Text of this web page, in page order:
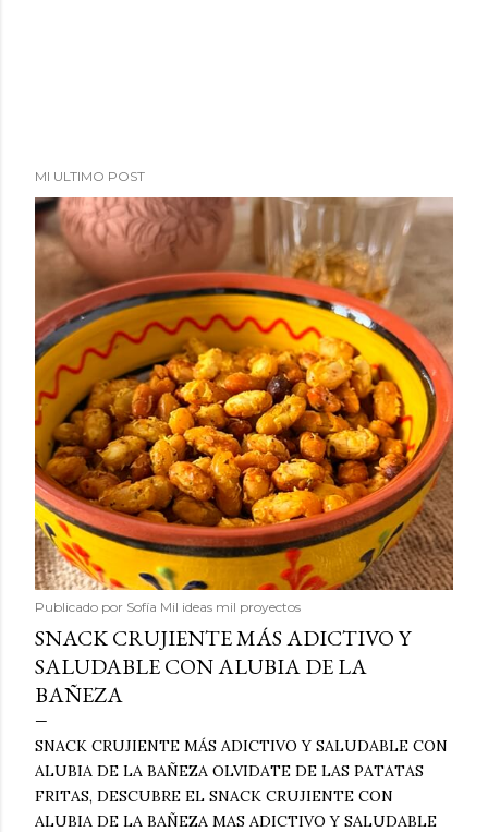
MI ULTIMO POST
Publicado por Sofía Mil ideas mil proyectos
SNACK CRUJIENTE MÁS ADICTIVO Y
SALUDABLE CON ALUBIA DE LA
BAÑEZA
SNACK CRUJIENTE MÁS ADICTIVO Y SALUDABLE CON
ALUBIA DE LA BAÑEZA OLVIDATE DE LAS PATATAS
FRITAS, DESCUBRE EL SNACK CRUJIENTE CON
ALUBIA DE LA BAÑEZA MAS ADICTIVO Y SALUDABLE